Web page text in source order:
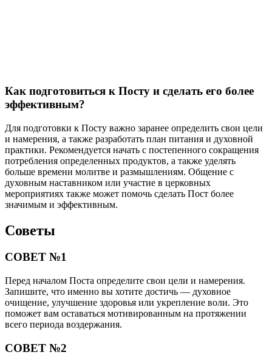
Как подготовиться к Посту и сделать его более
эффективным?
Для подготовки к Посту важно заранее определить свои цели
и намерения, а также разработать план питания и духовной
практики. Рекомендуется начать с постепенного сокращения
потребления определенных продуктов, а также уделять
больше времени молитве и размышлениям. Общение с
духовным наставником или участие в церковных
мероприятиях также может помочь сделать Пост более
значимым и эффективным.
Советы
СОВЕТ №1
Перед началом Поста определите свои цели и намерения.
Запишите, что именно вы хотите достичь — духовное
очищение, улучшение здоровья или укрепление воли. Это
поможет вам оставаться мотивированным на протяжении
всего периода воздержания.
СОВЕТ №2